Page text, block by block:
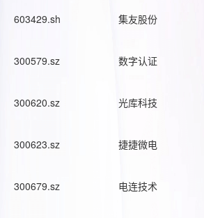
603429.sh 集友股份
300579.sz 数字认证
300620.sz 光库科技
300623.sz 捷捷微电
300679.sz 电连技术